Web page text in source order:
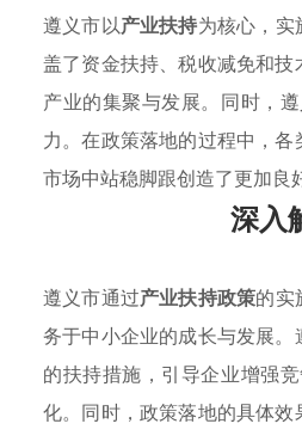
遵义市以产业扶持为核心，
盖了资金扶持、税收减免和
产业的集聚与发展。同时，
力。在政策落地的过程中，各
市场中站稳脚跟创造了更加良
深入
遵义市通过产业扶持政策的实
务于中小企业的成长与发展。
的扶持措施，引导企业增强
化。同时，政策落地的具体